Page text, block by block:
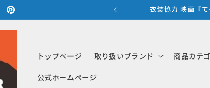
Pinterest
引きキャンペーン 衣装協力 映画『
トップページ 取り扱いブランド 商品カテ
公式ホームページ